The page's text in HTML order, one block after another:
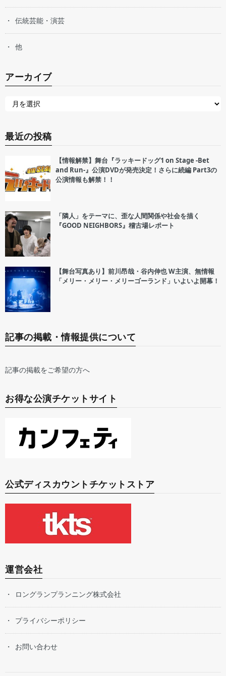
伝統芸能・演芸
他
アーカイブ
最近の投稿
【情報解禁】舞台『ラッキードッグ1 on Stage -Bet
and Run-』公演DVDが発売決定！さらに続編 Part3の
公演情報も解禁！！
「隣人」をテーマに、歪な人間関係や社会を描く
『GOOD NEIGHBORS』稽古場レポート
【舞台写真あり】前川昂哉・谷内伸也 W主演、無情報
「メリー・メリー・メリーゴーランド」いよいよ開幕！
記事の掲載・情報提供について
記事の掲載をご希望の方へ
お得な公演チケットサイト
公式ディスカウントチケットストア
運営会社
ロングランプランニング株式会社
プライバシーポリシー
お問い合わせ